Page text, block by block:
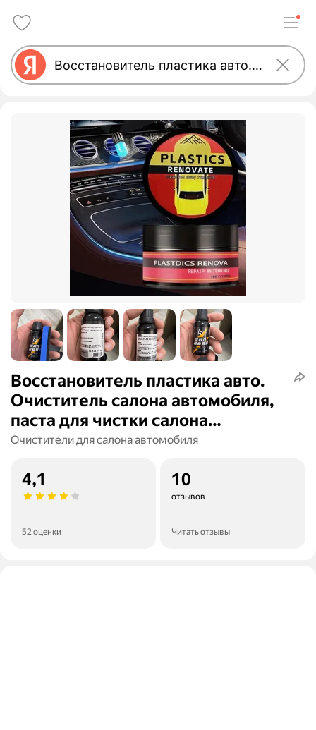
Восстановитель пластика авто.
Очиститель салона автомобиля,
паста для чистки салона
автомобиля, восстановитель
Очистители для салона автомобиля
4,1
52 оценки
10
отзывов
Читать отзывы